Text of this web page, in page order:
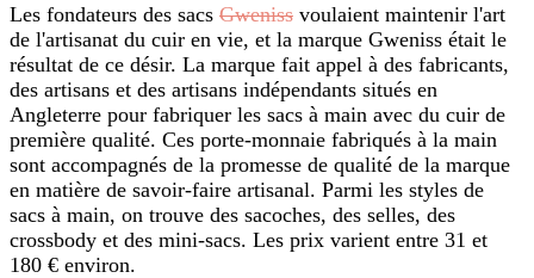
Les fondateurs des sacs Gweniss voulaient maintenir l'art
de l'artisanat du cuir en vie, et la marque Gweniss était le
résultat de ce désir. La marque fait appel à des fabricants,
des artisans et des artisans indépendants situés en
Angleterre pour fabriquer les sacs à main avec du cuir de
première qualité. Ces porte-monnaie fabriqués à la main
sont accompagnés de la promesse de qualité de la marque
en matière de savoir-faire artisanal. Parmi les styles de
sacs à main, on trouve des sacoches, des selles, des
crossbody et des mini-sacs. Les prix varient entre 31 et
180 € environ.